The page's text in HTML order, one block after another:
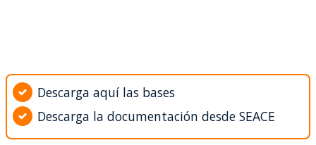
Descarga aquí las bases
Descarga la documentación desde SEACE